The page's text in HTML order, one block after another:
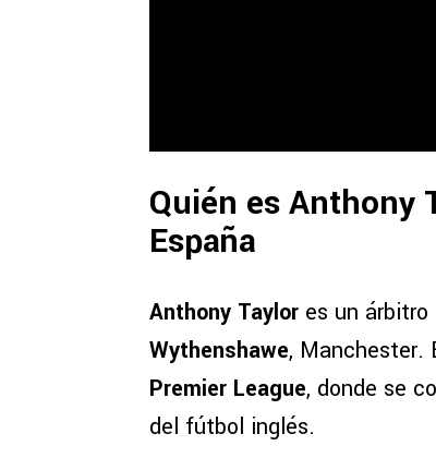
Quién es Anthony
España
Anthony Taylor es un
Wythenshawe, Manchester.
Premier League, donde se
del fútbol inglés.